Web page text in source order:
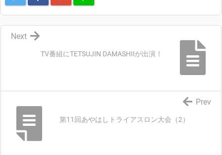
TV番組にTETSUJIN DAMASHIIが出演！
Next
第11回あやはしトライアスロン大会（2）
Prev